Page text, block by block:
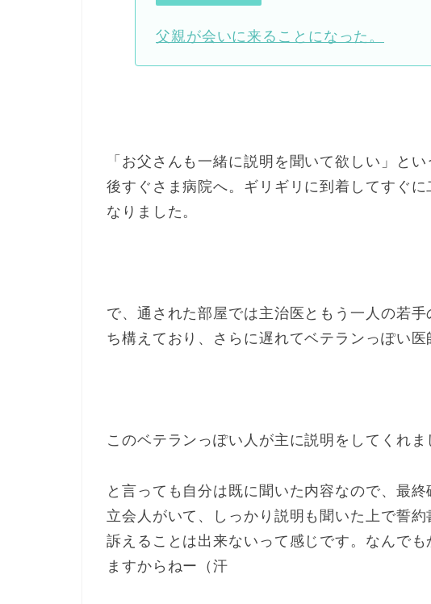
父親が会いに来ることになった。
「お父さんも一緒に説明を聞いて欲しい」と
後すぐさま病院へ。ギリギリに到着してすぐ
なりました。
で、通された部屋では主治医ともう一人の若
ち構えており、さらに遅れてベテランっぽい医
このベテランっぽい人が主に説明をしてくれま
と言っても自分は既に聞いた内容なので、最
立会人がいて、しっかり説明も聞いた上で誓
訴えることは出来ないって感じです。なんで
ますからねー（汗